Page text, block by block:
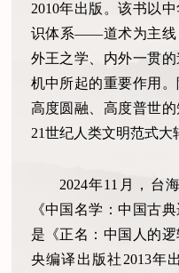
2010年出版。该书以
识体系——道术为主线
外王之学、内外一贯
机中所起的重要作用
高度圆融、高度普世
21世纪人类文明范式大
2024年11月，台
《中国名学：中国古
是《正名：中国人的
央编译出版社2013年